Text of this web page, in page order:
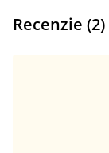
Recenzie (2)